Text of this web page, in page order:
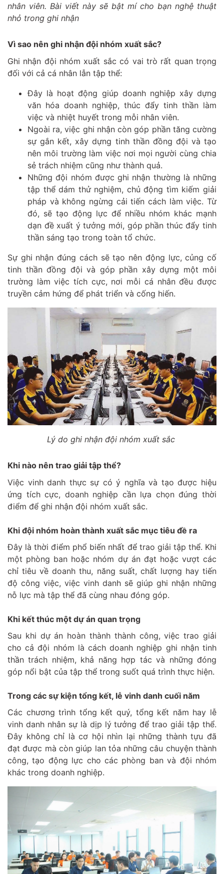
nhân viên. Bài viết này sẽ bật mí cho bạn nghệ thuật
nhỏ trong ghi nhận
Vì sao nên ghi nhận đội nhóm xuất sắc?
Ghi nhận đội nhóm xuất sắc có vai trò rất quan trọng
đối với cả cá nhân lẫn tập thể:
Đây là hoạt động giúp doanh nghiệp xây dựng
văn hóa doanh nghiệp, thúc đẩy tinh thần làm
việc và nhiệt huyết trong mỗi nhân viên.
Ngoài ra, việc ghi nhận còn góp phần tăng cường
sự gắn kết, xây dựng tinh thần đồng đội và tạo
nên môi trường làm việc nơi mọi người cùng chia
sẻ trách nhiệm cũng như thành quả.
Những đội nhóm được ghi nhận thường là những
tập thể dám thử nghiệm, chủ động tìm kiếm giải
pháp và không ngừng cải tiến cách làm việc. Từ
đó, sẽ tạo động lực để nhiều nhóm khác mạnh
dạn đề xuất ý tưởng mới, góp phần thúc đẩy tinh
thần sáng tạo trong toàn tổ chức.
Sự ghi nhận đúng cách sẽ tạo nên động lực, củng cố
tinh thần đồng đội và góp phần xây dựng một môi
trường làm việc tích cực, nơi mỗi cá nhân đều được
truyền cảm hứng để phát triển và cống hiến.
Lý do ghi nhận đội nhóm xuất sắc
Khi nào nên trao giải tập thể?
Việc vinh danh thực sự có ý nghĩa và tạo được hiệu
ứng tích cực, doanh nghiệp cần lựa chọn đúng thời
điểm để ghi nhận đội nhóm xuất sắc.
Khi đội nhóm hoàn thành xuất sắc mục tiêu đề ra
Đây là thời điểm phổ biến nhất để trao giải tập thể. Khi
một phòng ban hoặc nhóm dự án đạt hoặc vượt các
chỉ tiêu về doanh thu, năng suất, chất lượng hay tiến
độ công việc, việc vinh danh sẽ giúp ghi nhận những
nỗ lực mà tập thể đã cùng nhau đóng góp.
Khi kết thúc một dự án quan trọng
Sau khi dự án hoàn thành thành công, việc trao giải
cho cả đội nhóm là cách doanh nghiệp ghi nhận tinh
thần trách nhiệm, khả năng hợp tác và những đóng
góp nổi bật của tập thể trong suốt quá trình thực hiện.
Trong các sự kiện tổng kết, lễ vinh danh cuối năm
Các chương trình tổng kết quý, tổng kết năm hay lễ
vinh danh nhân sự là dịp lý tưởng để trao giải tập thể.
Đây không chỉ là cơ hội nhìn lại những thành tựu đã
đạt được mà còn giúp lan tỏa những câu chuyện thành
công, tạo động lực cho các phòng ban và đội nhóm
khác trong doanh nghiệp.